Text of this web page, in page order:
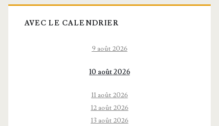
AVEC LE CALENDRIER
9 août 2026
10 août 2026
11 août 2026
12 août 2026
13 août 2026